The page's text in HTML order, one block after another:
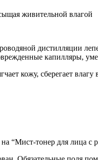
живительной влагой
дистилляции
капилляры,
кожу, сберегает
“Мист-тонер для лица с